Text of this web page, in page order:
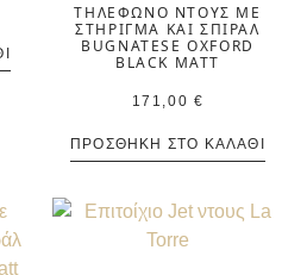
ΤΗΛΈΦΩΝΟ ΝΤΟΥΣ ΜΕ
ΣΤΉΡΙΓΜΑ ΚΑΙ ΣΠΙΡΆΛ
BUGNATESE OXFORD
BLACK MATT
171,00 €
ΠΡΟΣΘΉΚΗ ΣΤΟ ΚΑΛΆΘΙ